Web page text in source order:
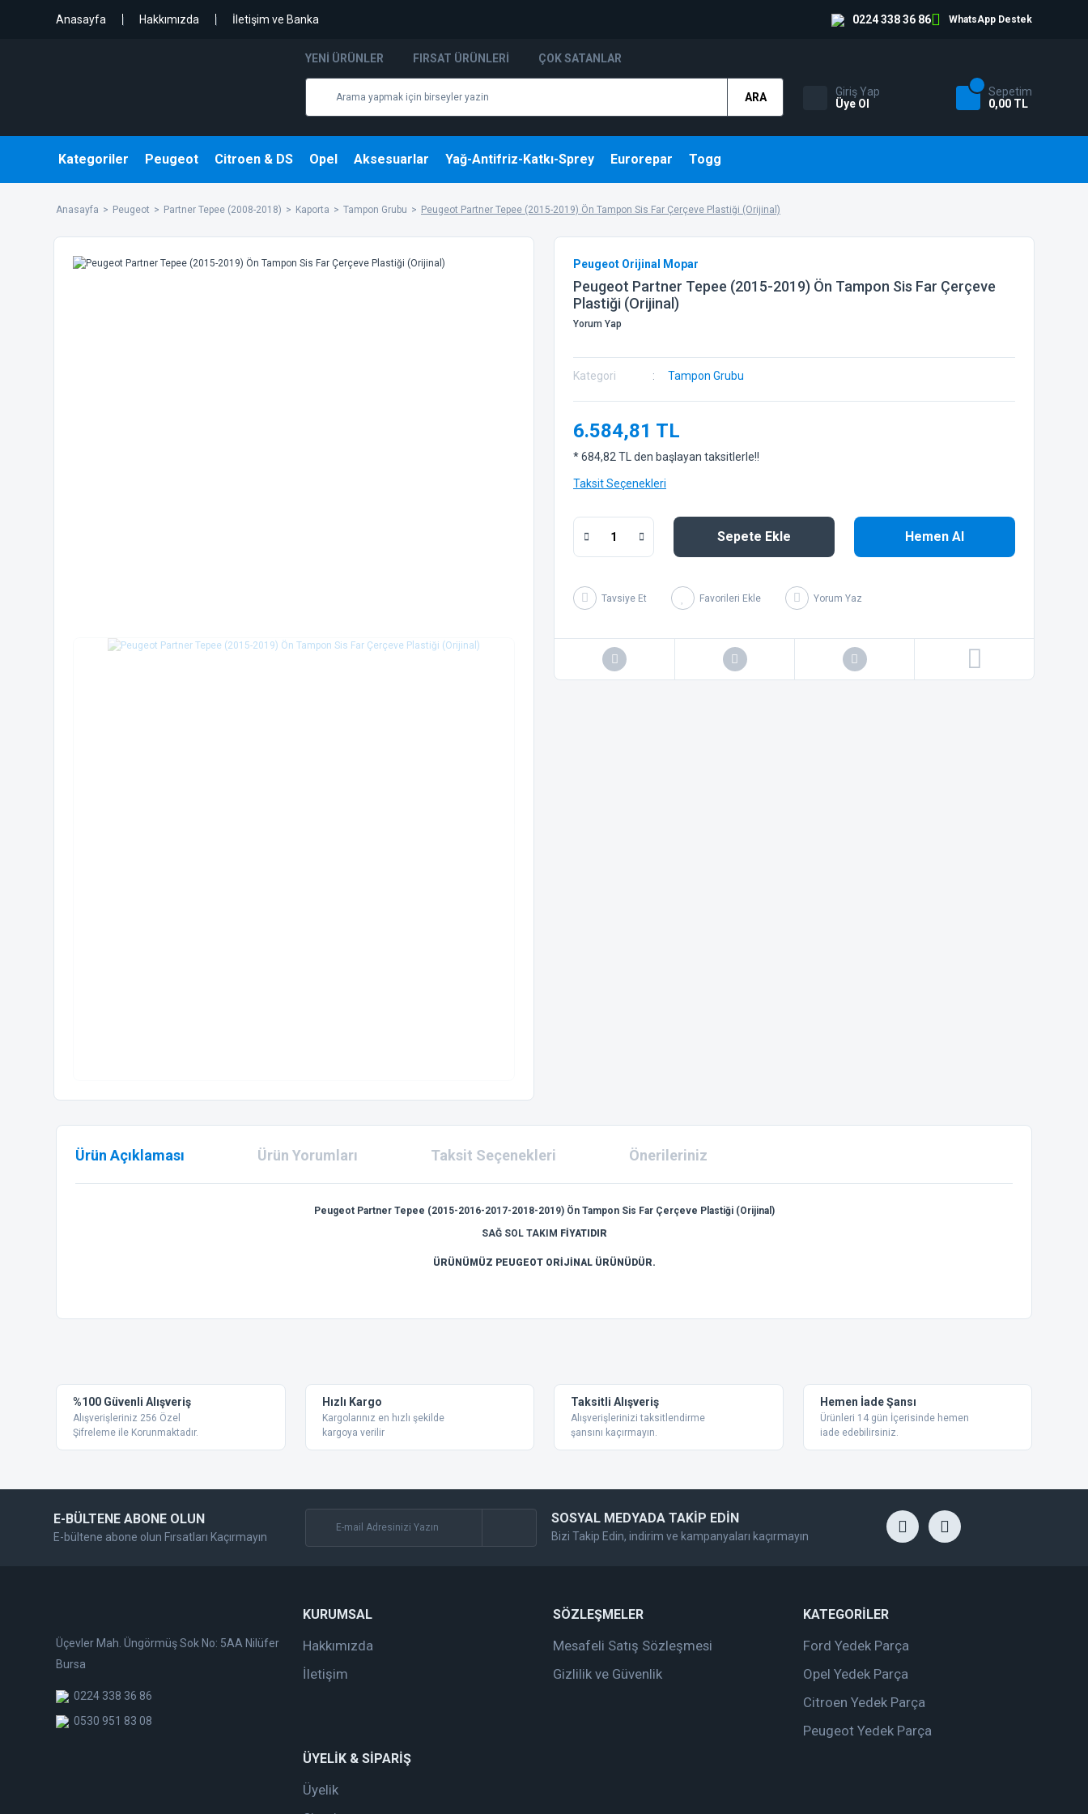
Anasayfa Hakkımızda İletişim ve Banka 0224 338 36 86 WhatsApp Destek
YENI ÜRÜNLER FIRSAT ÜRÜNLERI ÇOK SATANLAR
ARA
Giriş Yap
Üye Ol
Sepetim
0,00 TL
Kategoriler Peugeot Citroen & DS Opel Aksesuarlar Yağ-Antifriz-Katkı-Sprey Eurorepar Togg
Anasayfa Peugeot Partner Tepee (2008-2018) Kaporta Tampon Grubu Peugeot Partner Tepee (2015-2019) Ön Tampon Sis Far Çerçeve Plastiği (Orijinal)
Peugeot Orijinal Mopar
Peugeot Partner Tepee (2015-2019) Ön Tampon Sis Far Çerçeve
Plastiği (Orijinal)
Yorum Yap
Kategori Tampon Grubu
6.584,81 TL
* 684,82 TL den başlayan taksitlerle!!
Taksit Seçenekleri
Sepete Ekle Hemen Al
Tavsiye Et Yorum Yaz
Ürün Açıklaması Ürün Yorumları Taksit Seçenekleri Önerileriniz
Peugeot Partner Tepee (2015-2016-2017-2018-2019) Ön Tampon Sis Far Çerçeve Plastiği (Orijinal)
SAĞ SOL TAKIM FİYATIDIR
ÜRÜNÜMÜZ PEUGEOT ORİJİNAL ÜRÜNÜDÜR.
Ürün resmi kalitesiz, bozuk veya görüntülenemiyor.
Ürün açıklamasında eksik bilgiler bulunuyor.
Ürün bilgilerinde hatalar bulunuyor.
Ürün fiyatı diğer sitelerden daha pahalı.
%100 Güvenli Alışveriş
Alışverişleriniz 256 Özel
Şifreleme ile Korunmaktadır.
Hızlı Kargo
Kargolarınız en hızlı şekilde
kargoya verilir
Taksitli Alışveriş
Alışverişlerinizi taksitlendirme
şansını kaçırmayın.
Hemen İade Şansı
Ürünleri 14 gün İçerisinde hemen
iade edebilirsiniz.
E-BÜLTENE ABONE OLUN
E-bültene abone olun Fırsatları Kaçırmayın
SOSYAL MEDYADA TAKİP EDİN
Bizi Takip Edin, indirim ve kampanyaları kaçırmayın
Üçevler Mah. Üngörmüş Sok No: 5AA Nilüfer
Bursa
0224 338 36 86
0530 951 83 08
KURUMSAL
Hakkımızda
İletişim
SÖZLEŞMELER
Mesafeli Satış Sözleşmesi
Gizlilik ve Güvenlik
KATEGORİLER
Ford Yedek Parça
Opel Yedek Parça
Citroen Yedek Parça
Peugeot Yedek Parça
ÜYELİK & SİPARİŞ
Üyelik